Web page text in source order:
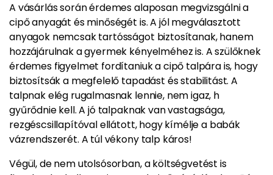
A vásárlás során érdemes alaposan megvizsgálni a
cipő anyagát és minőségét is. A jól megválasztott
anyagok nemcsak tartósságot biztosítanak, hanem
hozzájárulnak a gyermek kényelméhez is. A szülőknek
érdemes figyelmet fordítaniuk a cipő talpára is, hogy
biztosítsák a megfelelő tapadást és stabilitást. A
talpnak elég rugalmasnak lennie, nem igaz, h
gyűrődnie kell. A jó talpaknak van vastagsága,
rezgéscsillapítóval ellátott, hogy kímélje a babák
vázrendszerét. A túl vékony talp káros!
Végül, de nem utolsósorban, a költségvetést is